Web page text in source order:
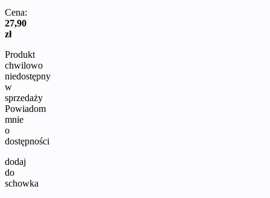
Cena:
27,90
zł
Produkt
chwilowo
niedostępny
w
sprzedaży
Powiadom
mnie
o
dostępności
dodaj
do
schowka